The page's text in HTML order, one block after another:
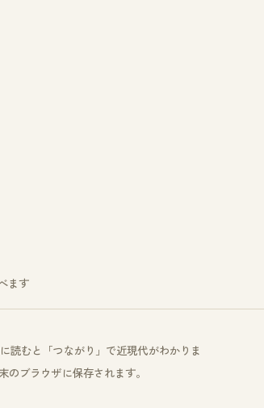
ます
読むと「つながり」で近現代がわかりま
ブラウザに保存されます。